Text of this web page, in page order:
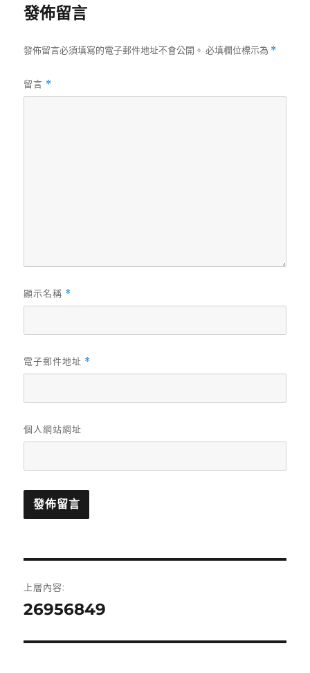
發佈留言
發佈留言必須填寫的電子郵件地址不會公開。 必填欄位標示為 *
留言 *
顯示名稱 *
電子郵件地址 *
個人網站網址
章
上層內容:
26956849